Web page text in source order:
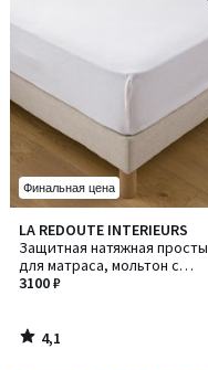
Финальная цена
LA REDOUTE INTERIEURS
Защитная натяжная
для матраса, мольтон с
тефлоновой пропиткой
3100 ₽
4,1
/ 5
4,1
/